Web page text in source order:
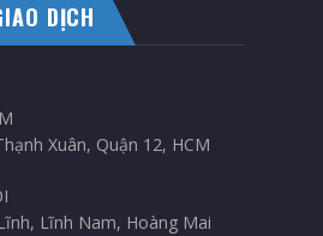
DỊCH
Xuân, Quận 12, HCM
Lĩnh Nam, Hoàng Mai